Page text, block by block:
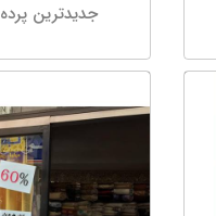
جدیدترین